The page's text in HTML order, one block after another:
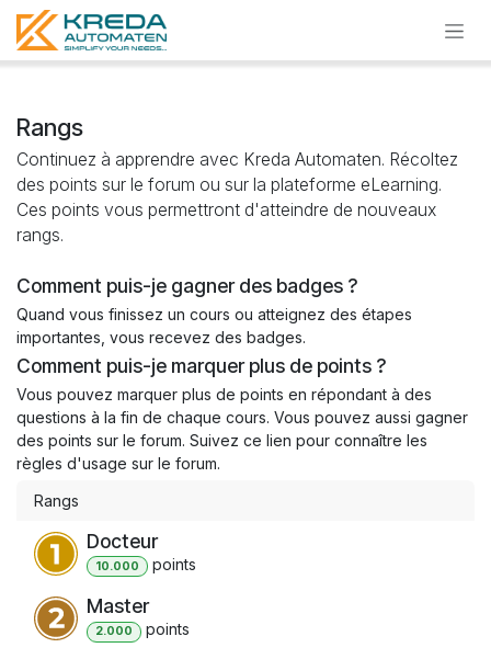
Se rendre au contenu
Rangs
Continuez à apprendre avec Kreda Automaten. Récoltez
des points sur le forum ou sur la plateforme eLearning.
Ces points vous permettront d'atteindre de nouveaux
rangs.
Comment puis-je gagner des badges ?
Quand vous finissez un cours ou atteignez des étapes
importantes, vous recevez des badges.
Comment puis-je marquer plus de points ?
Vous pouvez marquer plus de points en répondant à des
questions à la fin de chaque cours. Vous pouvez aussi gagner
des points sur le forum. Suivez ce lien pour connaître les
règles d'usage sur le forum.
Rangs
Docteur
10.000 points
Master
2.000 points